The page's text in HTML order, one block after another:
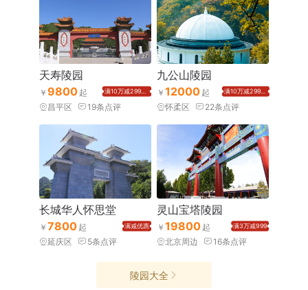
天寿陵园
9800
满10万减2999元
昌平区 19条点评
九公山陵园
12000
满10万减2999元
怀柔区 22条点评
长城华人怀思堂
7800
满减优惠
延庆区 5条点评
灵山宝塔陵园
19800
满3万减999
北京周边 16条点评
陵园大全